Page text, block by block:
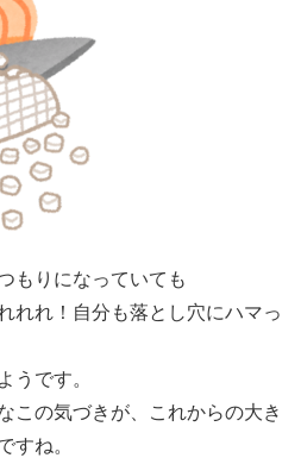
もりになっていても
れれ！自分も落とし穴にハマっ
うです。
この気づきが、これからの大き
すね。